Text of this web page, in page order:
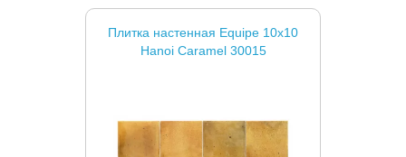
Плитка настенная Equipe 10x10
Hanoi Caramel 30015